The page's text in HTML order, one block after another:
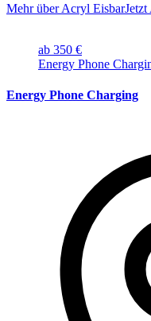
Mehr über Acryl EisbarJetzt
ab 350 €
Energy Phone
Energy Phone Charging